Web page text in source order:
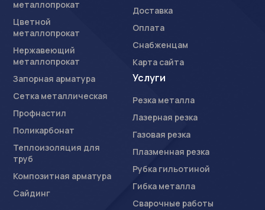
металлопрокат
Цветной
металлопрокат
Нержавеющий
металлопрокат
Запорная арматура
Сетка металлическая
Профнастил
Поликарбонат
Теплоизоляция для
труб
Композитная арматура
Сайдинг
Доставка
Оплата
Снабженцам
Карта сайта
Услуги
Резка металла
Лазерная резка
Газовая резка
Плазменная резка
Рубка гильотиной
Гибка металла
Сварочные работы